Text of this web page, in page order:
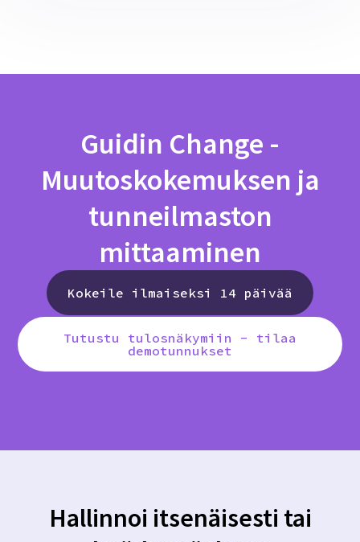
Guidin Change -
Muutoskokemuksen ja
tunneilmaston
mittaaminen
Kokeile ilmaiseksi 14 päivää
Tutustu tulosnäkymiin - tilaa
demotunnukset
Hallinnoi itsenäisesti tai